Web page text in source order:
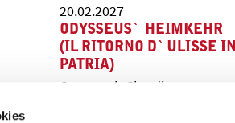
20.02.2027
ODYSSEUS` HEIMKEHR
(IL RITORNO D`ULISSE IN
PATRIA)
Oper nach Claudio